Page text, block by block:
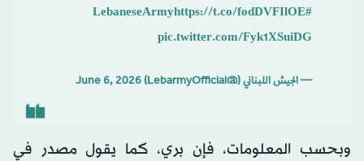
#LebaneseArmy
https://t.co/fodDVFIlOE
pic.twitter.com/Fyk1XSuiDG
— الجيش اللبناني (@LebarmyOfficial) June 6, 2026
وبحسب المعلومات، فإن بري، كما يقول مصدر في